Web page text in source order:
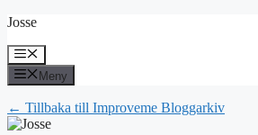
Hoppa
innehåll
Josse
Meny
Meny
← Tillbaka till Improveme Bloggarkiv